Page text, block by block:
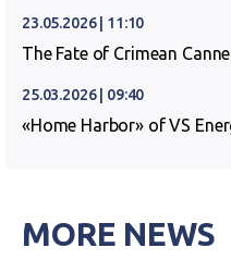
23.05.2026 | 11:10
The Fate of Crimean
25.03.2026 | 09:40
«Home Harbor» of VS
MORE NEWS